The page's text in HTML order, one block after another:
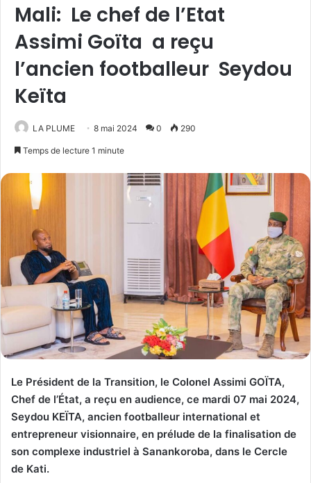
Mali: Le chef de l’Etat
Assimi Goïta a reçu
l’ancien footballeur Seydou
Keïta
LA PLUME 8 mai 2024 0 290
Temps de lecture 1 minute
Le Président de la Transition, le Colonel Assimi GOÏTA,
Chef de l’État, a reçu en audience, ce mardi 07 mai 2024,
Seydou KEÏTA, ancien footballeur international et
entrepreneur visionnaire, en prélude de la finalisation de
son complexe industriel à Sanankoroba, dans le Cercle
de Kati.